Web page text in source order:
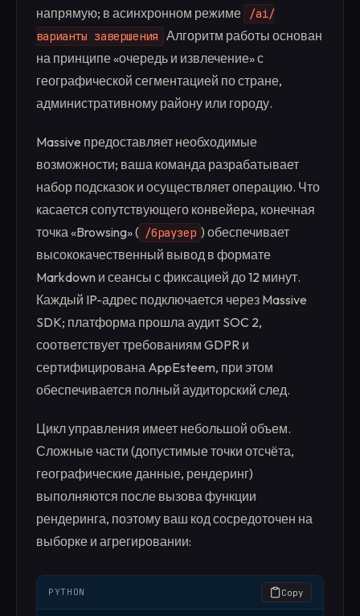
напрямую; в асинхронном режиме
/ai/
варианты завершения
Алгоритм работы основан
на принципе «очередь и извлечение» с
географической сегментацией по стране,
административному району или городу.
Massive предоставляет необходимые
возможности; ваша команда разрабатывает
набор подсказок и осуществляет операцию. Что
касается сопутствующего конвейера, конечная
точка «Browsing» ( /браузер ) обеспечивает
высококачественный вывод в формате
Markdown и сеансы с фиксацией до 12 минут.
Каждый IP-адрес подключается через Massive
SDK; платформа прошла аудит SOC 2,
соответствует требованиям GDPR и
сертифицирована AppEsteem, при этом
обеспечивается полный аудиторский след.
Цикл управления имеет небольшой объем.
Сложные части (допустимые точки отсчёта,
географические данные, рендеринг)
выполняются после вызова функции
рендеринга, поэтому ваш код сосредоточен на
выборке и агрегировании:
PYTHON Copy